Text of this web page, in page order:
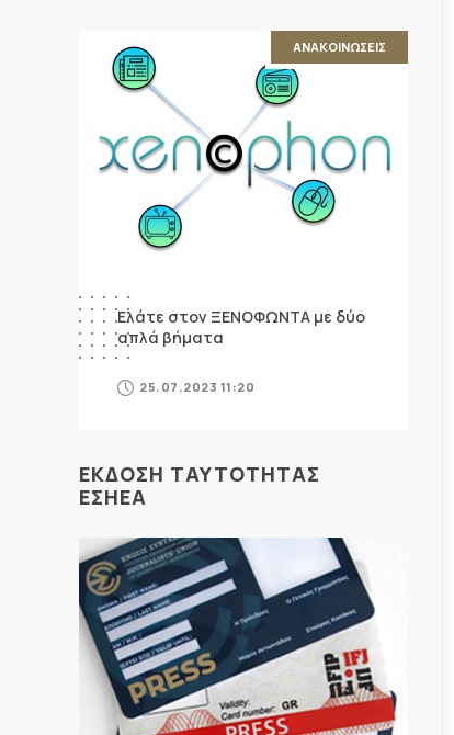
ΑΝΑΚΟΙΝΩΣΕΙΣ
Ελάτε στον ΞΕΝΟΦΩΝΤΑ με δύο
απλά βήματα
25.07.2023 11:20
ΕΚΔΟΣΗ ΤΑΥΤΟΤΗΤΑΣ
ΕΣΗΕΑ